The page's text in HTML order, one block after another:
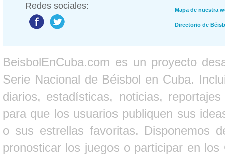
Redes sociales: Mapa de nuestra
Directorio de
BeisbolEnCuba.com es un proyecto
Serie Nacional de Béisbol en Cuba.
diarios, estadísticas, noticias,
para que los usuarios publiquen sus
o sus estrellas favoritas. Disponemos
pronosticar los juegos o participar en